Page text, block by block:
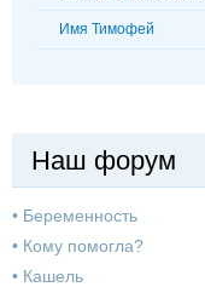
Имя Тимофей
Наш форум
• Беременность
• Кому помогла?
• Кашель